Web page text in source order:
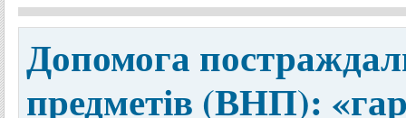
Допомога
предметів (ВНП):